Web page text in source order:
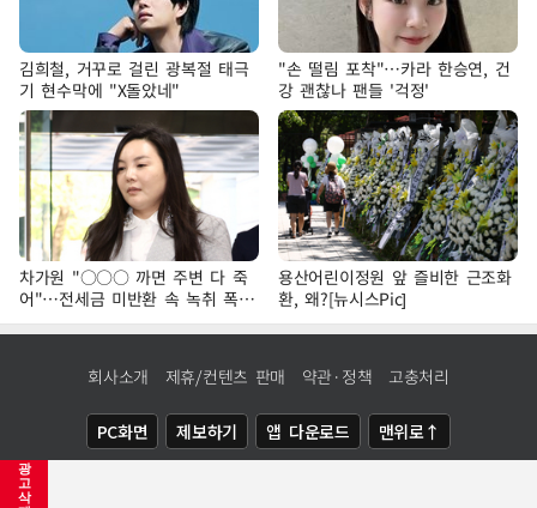
광
고
삭
김희철, 거꾸로 걸린 광복절 태극
기 현수막에 "X돌았네"
"손 떨림 포착"…카라 한승연, 건
강 괜찮나 팬들 '걱정'
차가원 "○○○ 까면 주변 다 죽
어"…전세금 미반환 속 녹취 폭로
파장
용산어린이정원 앞 즐비한 근조화
환, 왜?[뉴시스Pic]
회사소개 제휴/컨텐츠 판매 약관·정책 고충처리
PC화면 제보하기 앱 다운로드 맨위로↑